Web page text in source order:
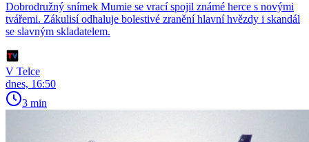
Dobrodružný snímek Mumie se vrací spojil známé herce s novými
tvářemi. Zákulisí odhaluje bolestivé zranění hlavní hvězdy i skandál
se slavným skladatelem.
V Telce
dnes, 16:50
3 min